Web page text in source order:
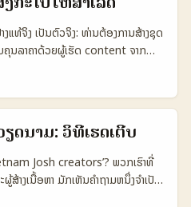
Medium Medium ຕາຕະລາງນີ້
ມີ engagement ແລະ local
ຍັງຕ່ຳກວ່າ YouTube
promo ດີສຳລັບ brands ທີ່ຕ້ອງການ
າຍໃນ; ຢ່າງໄວ້ໃຈ, ຕ້ອງມີ tracking
ສະທ່ຽນ ROI. ...
2025 ບຣານເທັກໂນໂລຊີເຊັ່ນ
ານປະກອບສິນຄ້າໃນຕະຫຼາດ (Geeky
ໃຫ້ຄວາມສໍາຄັນກັບ leak, PR, ແລະ
າະນັ້ນ ຈະເປັນສິ່ງດີທີ່ຈະເຮັດແຜນການ
, KPI, ແລະ timeline ຢ່າງຊັດເຈນ.
ນປະຈຳເດືອນ ແລະ ROI ຂອງຕົວເລືອກ
Regional macro Latvia niche
28.000 📈 Avg
💰 Typical PR Value 30–120
EUR ⏱️ Avg Fulfil Time 7–14 ມື້
Cost 5–15 USD 30–80 USD
1.8% 2.5% 2.1%
ທ້ຈິງ ເປັນຕົວຈິງ: ທ່ານຕ້ອງການສ້າງຊຸດ
ນລາຄາດ້ວຍຜູ້ເຮັດ content ຈາກ
ຈາກທີ່ສົນສ່ວນຫຼາຍຂອງແຊຈເຊີດອອກ
າມຮູ້ຂ້ອງທັງດ້ານພາສາ, ຄວາມເຂົ້າໃຈ
ຫັນຄຸນຄ່າສ່ວນຕົວ. ບັນຫາສໍາຄັນສຳລັບນຳ
ຄື: - ຈະຄົ້ນຫາຜູ້ສ້າງທີ່ມີຄຸນສົມບັດ
ດງ, ສອນ), - ຕົງປະເທດແລະແນວ
- ກຳນົດ KPIs ທີ່ບອກໃຫ້
ອຍຈະພາທ່ານຜ່ານແນວທາງການຄົ້ນຫາ
ແລະວິທີນໍາເຂົ້າໃນຄໍາສັ່ງການຕະຫຼາດ
ດນາມ: ວິທີເຮັດເຕີບ
Josh creators’? ພວກເຮົາທີ່
າງເນື້ອຫາ ມັກເຫັນຄຳຖາມຫນຶ່ງຈໍາເປັນ:
ນເຕີບຂອງຜະລິດຕະພັນ (product-led